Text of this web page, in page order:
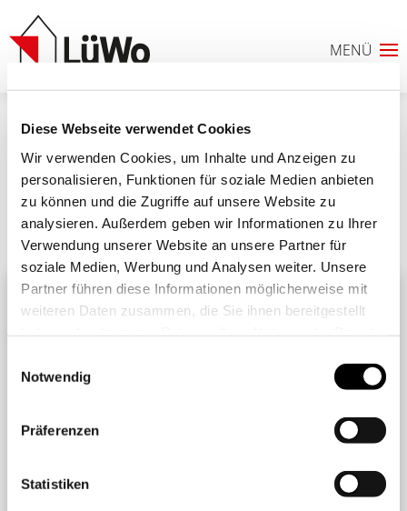
Diese Webseite verwendet Cookies
Wir verwenden Cookies, um Inhalte und Anzeigen zu
personalisieren, Funktionen für soziale Medien anbieten
zu können und die Zugriffe auf unsere Website zu
analysieren. Außerdem geben wir Informationen zu Ihrer
Verwendung unserer Website an unsere Partner für
soziale Medien, Werbung und Analysen weiter. Unsere
Partner führen diese Informationen möglicherweise mit
weiteren Daten zusammen, die Sie ihnen bereitgestellt
Cookies, wenn Sie unsere Webseite weiterhin nutzen.
Notwendig
Präferenzen
Statistiken
02
Ähnliche Beiträge Alle Beiträge
Harmonisches Wohnen untereinander
ANFRAGELISTE